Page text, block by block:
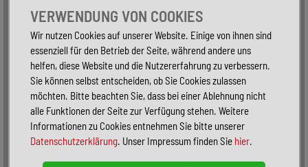
VERWENDUNG VON COOKIES
Wir nutzen Cookies auf unserer Website. Einige von ihnen sind
essenziell für den Betrieb der Seite, während andere uns
helfen, diese Website und die Nutzererfahrung zu verbessern.
Sie können selbst entscheiden, ob Sie Cookies zulassen
möchten. Bitte beachten Sie, dass bei einer Ablehnung nicht
alle Funktionen der Seite zur Verfügung stehen. Weitere
Informationen zu Cookies entnehmen Sie bitte unserer
Datenschutzerklärung. Unser Impressum finden Sie hier.